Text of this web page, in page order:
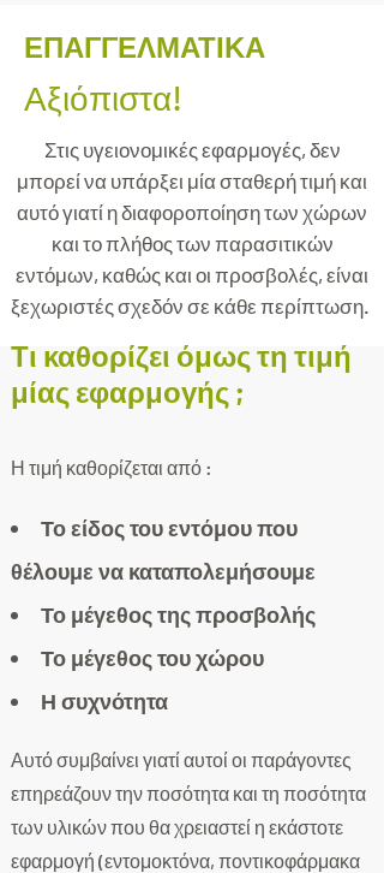
ΕΠΑΓΓΕΛΜΑΤΙΚΑ
Αξιόπιστα!
Στις υγειονομικές εφαρμογές, δεν
μπορεί να υπάρξει μία σταθερή τιμή και
αυτό γιατί η διαφοροποίηση των χώρων
και το πλήθος των παρασιτικών
εντόμων, καθώς και οι προσβολές, είναι
ξεχωριστές σχεδόν σε κάθε περίπτωση.
Τι καθορίζει όμως τη τιμή
μίας εφαρμογής ;
Η τιμή καθορίζεται από :
Το είδος του εντόμου που
θέλουμε να καταπολεμήσουμε
Το μέγεθος της προσβολής
Το μέγεθος του χώρου
Η συχνότητα
Αυτό συμβαίνει γιατί αυτοί οι παράγοντες
επηρεάζουν την ποσότητα και τη ποσότητα
των υλικών που θα χρειαστεί η εκάστοτε
εφαρμογή (εντομοκτόνα, ποντικοφάρμακα